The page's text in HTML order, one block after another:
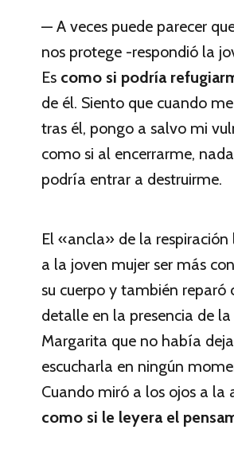
— A veces puede parecer
nos protege -respondió la
Es como si podría
de él. Siento que cuando
tras él, pongo a salvo mi
como si al encerrarme,
podría entrar a destruirme.
El «ancla» de la
a la joven mujer ser más
su cuerpo y también reparó
detalle en la presencia de
Margarita que no había
escucharla en ningún
Cuando miró a los ojos a la
como si le leyera el